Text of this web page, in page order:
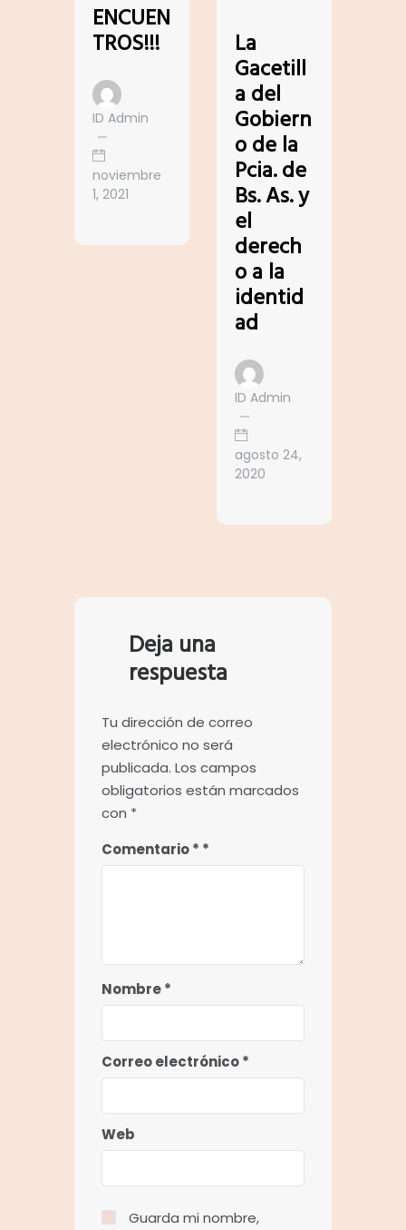
ENCUEN
TROS!!!
ID Admin
noviembre
1, 2021
La
Gacetill
a del
Gobiern
o de la
Pcia. de
Bs. As. y
el
derech
o a la
identid
ad
ID Admin
agosto 24,
2020
Deja una
respuesta
Tu dirección de correo
electrónico no será
publicada. Los campos
obligatorios están marcados
con *
Comentario*
Nombre*
Correo electrónico*
Web
Guarda mi nombre,